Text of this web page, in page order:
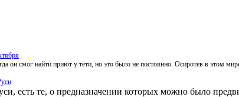
он смог найти приют у тети, но это было не постоянно. Осиротев в этом
есть те, о предназначении которых можно было